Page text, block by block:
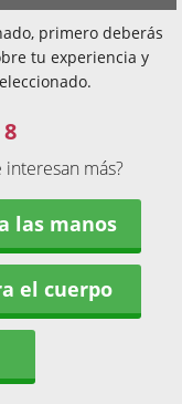
primero deberás
tu experiencia y
más?
las manos
el cuerpo